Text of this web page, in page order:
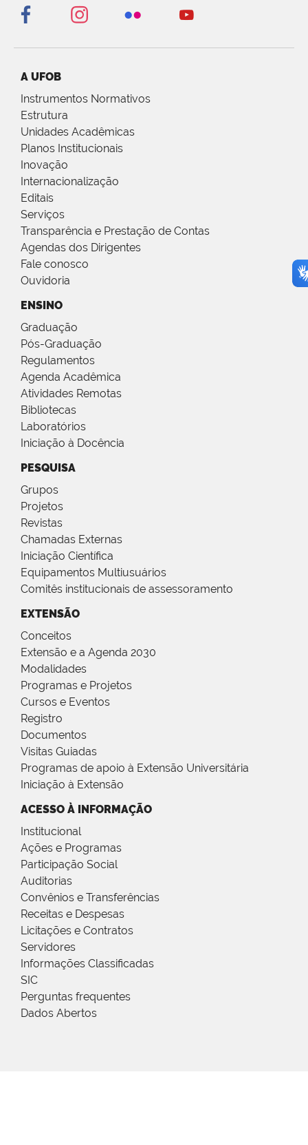
A UFOB
Instrumentos Normativos
Estrutura
Unidades Acadêmicas
Planos Institucionais
Inovação
Internacionalização
Editais
Serviços
Transparência e Prestação de Contas
Agendas dos Dirigentes
Fale conosco
Ouvidoria
ENSINO
Graduação
Pós-Graduação
Regulamentos
Agenda Acadêmica
Atividades Remotas
Bibliotecas
Laboratórios
Iniciação à Docência
PESQUISA
Grupos
Projetos
Revistas
Chamadas Externas
Iniciação Científica
Equipamentos Multiusuários
Comitês institucionais de assessoramento
EXTENSÃO
Conceitos
Extensão e a Agenda 2030
Modalidades
Programas e Projetos
Cursos e Eventos
Registro
Documentos
Visitas Guiadas
Programas de apoio à Extensão Universitária
Iniciação à Extensão
ACESSO À INFORMAÇÃO
Institucional
Ações e Programas
Participação Social
Auditorias
Convênios e Transferências
Receitas e Despesas
Licitações e Contratos
Servidores
Informações Classificadas
SIC
Perguntas frequentes
Dados Abertos